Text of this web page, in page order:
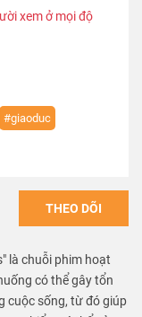
xem ở mọi độ
#giaoduc
THEO DÕI
là chuỗi phim hoạt
có thể gây tổn
cuộc sống, từ đó giúp